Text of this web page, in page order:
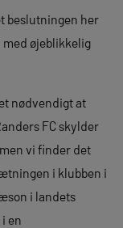
beslutningen her
med øjeblikkelig
nødvendigt at
FC skylder
vi finder det
i klubben i
i landets
en